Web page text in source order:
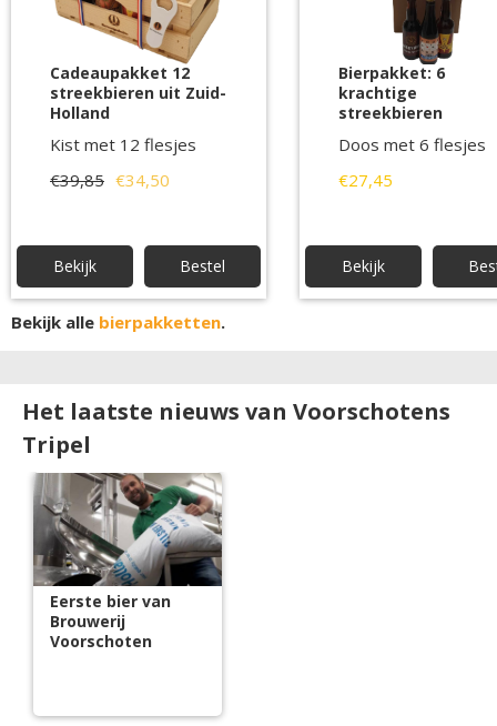
Cadeaupakket 12
streekbieren uit Zuid-
Holland
Kist met 12 flesjes
€39,85 €34,50
Bekijk Bestel
Bierpakket: 6
krachtige
streekbieren
Doos met 6 flesjes
€27,45
Bekijk
Bekijk alle bierpakketten.
Het laatste nieuws van Voorschotens
Tripel
Eerste bier van
Brouwerij
Voorschoten